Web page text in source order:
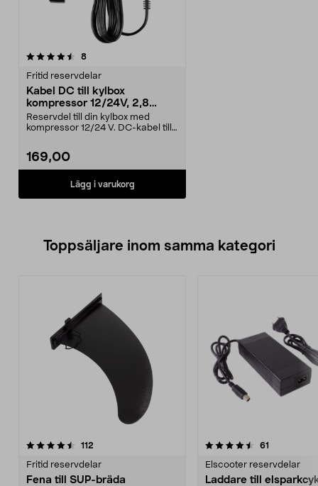
8recensioner
Fritid reservdelar
Kabel DC till kylbox
kompressor 12/24V, 2,8
meter
Reservdel till din kylbox med
kompressor 12/24 V. DC-kabel till
169,00
Lägg i varukorg
Toppsäljare inom samma kategori
112
Fritid reservdelar
Fena till SUP-bräda
4.5 av 5 stjärnor 61
Elscooter reservdelar
Laddare till
4.5 av 5 stjärnor